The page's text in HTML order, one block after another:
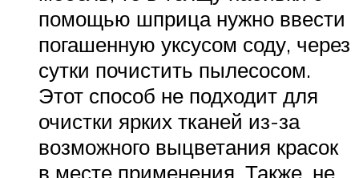
помощью шприца нужно ввести
погашенную уксусом соду, через
сутки почистить пылесосом.
Этот способ не подходит для
очистки ярких тканей из-за
возможного выцветания красок
в месте применения. Также, не